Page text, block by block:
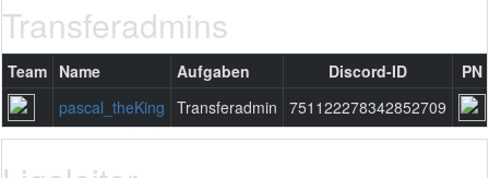
Transferadmins
Team Name Aufgaben Discord-ID
PN
pascal_theKing Transferadmin 751122278342852709